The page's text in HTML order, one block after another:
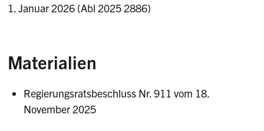
1. Januar 2026 (Abl 2025 2886)
Materialien
Regierungsratsbeschluss Nr. 911 vom 18.
November 2025